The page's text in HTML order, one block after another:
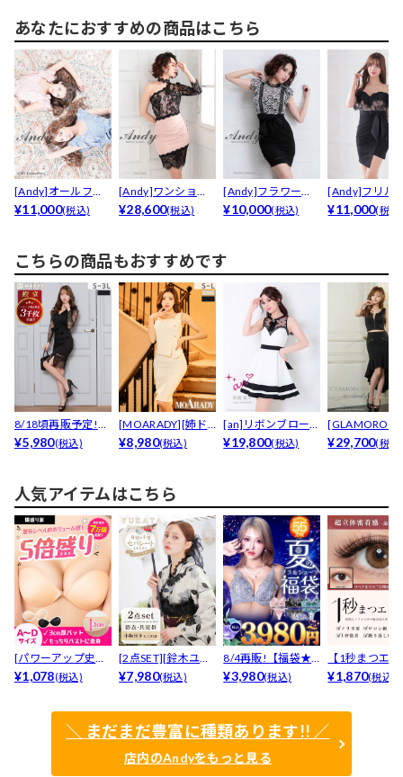
あなたにおすすめの商品はこちら
[Andy]オールフラ
ワーレースフリル...
¥11,000(税込)
[Andy]ワンショル
ダーシアーレース...
¥28,600(税込)
[Andy]フラワーレ
ースフリル袖ウエ...
¥10,000(税込)
[Andy]フリル
スオフショル
¥11,000(税込)
こちらの商品もおすすめです
8/18頃再販予定!
【累計3000枚...
¥5,980(税込)
[MOARADY][姉ド
レス]体のライ...
¥8,980(税込)
[an]リボンブローチ
ドットチュールA...
¥19,800(税込)
Andy]...
¥29,700(税込)
人気アイテムはこちら
[パワーアップ史上
最強5倍盛りアップ
¥1,078(税込)
[2点SET][鈴木ユリ
ア(baby)...
¥7,980(税込)
8/4再販!【福袋★
ブラセット3点
¥3,980(税込)
【1秒まつエ
リュームタイ
¥1,870(税込)
＼ まだまだ豊富に種類あります!! ／
店内のAndyをもっと見る